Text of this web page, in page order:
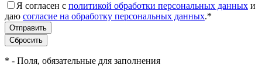
Я согласен с политикой обработки персональных данных и
даю согласие на обработку персональных данных.*
* - Поля, обязательные для заполнения